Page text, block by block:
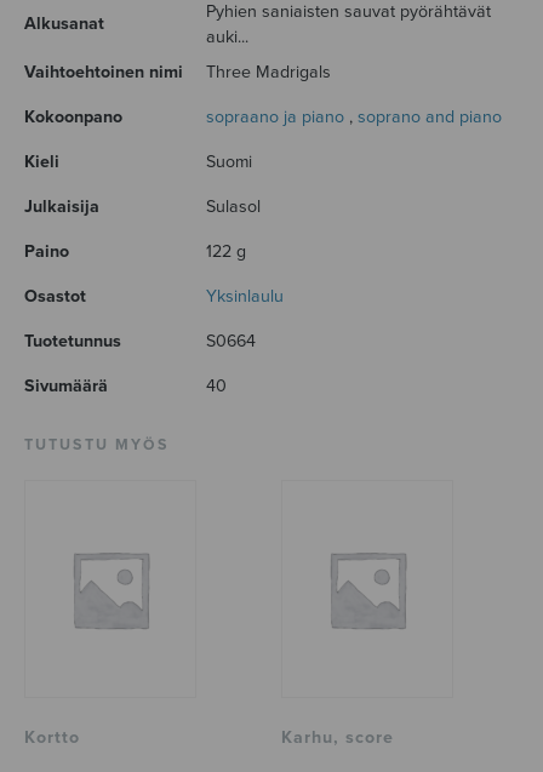
Alkusanat
Pyhien saniaisten sauvat pyörähtävät
auki...
Vaihtoehtoinen nimi
Three Madrigals
Kokoonpano sopraano ja piano , soprano and piano
Kieli Suomi
Julkaisija Sulasol
Paino 122 g
Osastot Yksinlaulu
Tuotetunnus S0664
Sivumäärä 40
TUTUSTU MYÖS
Kortto Karhu, score